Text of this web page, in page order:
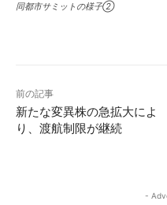
同都市サミットの様子②
前の記事
新たな変異株の急拡大によ
り、渡航制限が継続
-